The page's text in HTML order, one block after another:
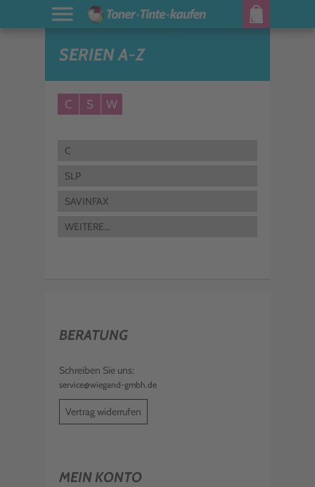
SERIEN A-Z
C S W
C
SLP
SAVINFAX
WEITERE...
BERATUNG
Schreiben Sie uns:
service@wiegand-gmbh.de
Vertrag widerrufen
MEIN KONTO